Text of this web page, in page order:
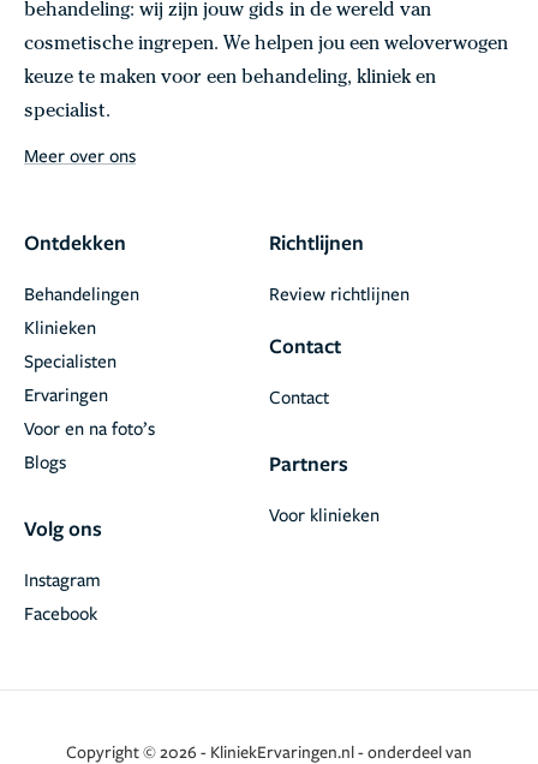
behandeling: wij zijn jouw gids in de wereld van
cosmetische ingrepen. We helpen jou een weloverwogen
keuze te maken voor een behandeling, kliniek en
specialist.
Meer over ons
Ontdekken
Behandelingen
Klinieken
Specialisten
Ervaringen
Voor en na foto’s
Blogs
Volg ons
Facebook
Instagram
Richtlijnen
Review richtlijnen
Contact
Contact
Partners
Voor klinieken
Copyright © 2026 - KliniekErvaringen.nl - onderdeel van